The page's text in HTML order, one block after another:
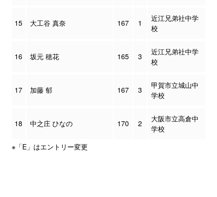
15 大工谷 真奈 167 1
近江兄弟社中学
校
16 坂元 穂花 165 3
近江兄弟社中学
校
17 加藤 郁 167 3
甲賀市立城山中
学校
18 中之庄 ひなの 170 2
大阪市立高倉中
学校
※「E」はエントリー変更